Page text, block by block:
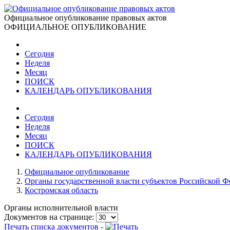
Официальное опубликование правовых актов
ОФИЦИАЛЬНОЕ ОПУБЛИКОВАНИЕ
Сегодня
Неделя
Месяц
ПОИСК
КАЛЕНДАРЬ ОПУБЛИКОВАНИЯ
Сегодня
Неделя
Месяц
ПОИСК
КАЛЕНДАРЬ ОПУБЛИКОВАНИЯ
Официальное опубликование
Органы государственной власти субъектов Российской
Костромская область
Органы исполнительной власти
Документов на странице:
Печать списка документов -